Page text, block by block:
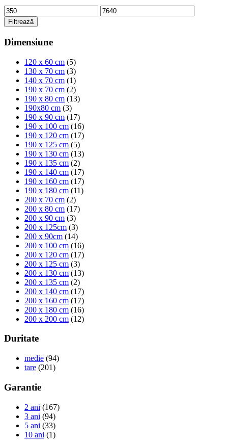
Filtrează
Dimensiune
120 x 60 cm (5)
130 x 70 cm (3)
140 x 70 cm (1)
190 x 70 cm (2)
190 x 80 cm (13)
190x80 cm (3)
190 x 90 cm (17)
190 x 100 cm (16)
190 x 120 cm (17)
190 x 125 cm (5)
190 x 130 cm (13)
190 x 135 cm (2)
190 x 140 cm (17)
190 x 160 cm (17)
190 x 180 cm (11)
200 x 70 cm (2)
200 x 80 cm (17)
200 x 90 cm (3)
200 x 125cm (3)
200 x 90cm (14)
200 x 100 cm (16)
200 x 120 cm (17)
200 x 125 cm (3)
200 x 130 cm (13)
200 x 135 cm (2)
200 x 140 cm (17)
200 x 160 cm (17)
200 x 180 cm (16)
200 x 200 cm (12)
Duritate
medie (94)
tare (201)
Garantie
2 ani (167)
3 ani (94)
5 ani (33)
10 ani (1)